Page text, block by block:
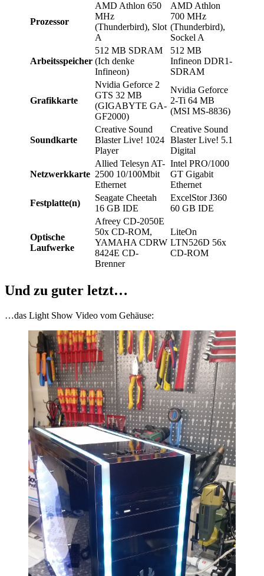
Prozessor
AMD Athlon 650
MHz
(Thunderbird), Slot
A
AMD Athlon
700 MHz
(Thunderbird),
Sockel A
Arbeitsspeicher
512 MB SDRAM
(Ich denke
Infineon)
512 MB
Infineon DDR1-
SDRAM
Grafikkarte
Nvidia Geforce 2
GTS 32 MB
(GIGABYTE GA-
GF2000)
Nvidia Geforce
2-Ti 64 MB
(MSI MS-8836)
Soundkarte
Creative Sound
Blaster Live! 1024
Player
Creative Sound
Blaster Live! 5.1
Digital
Netzwerkkarte
Allied Telesyn AT-
2500 10/100Mbit
Ethernet
Intel PRO/1000
GT Gigabit
Ethernet
Festplatte(n)
Seagate Cheetah
16 GB IDE
ExcelStor J360
60 GB IDE
Optische
Laufwerke
Afreey CD-2050E
50x CD-ROM,
YAMAHA CDRW
8424E CD-
Brenner
LiteOn
LTN526D 56x
CD-ROM
Und zu guter letzt…
…das Light Show Video vom Gehäuse: